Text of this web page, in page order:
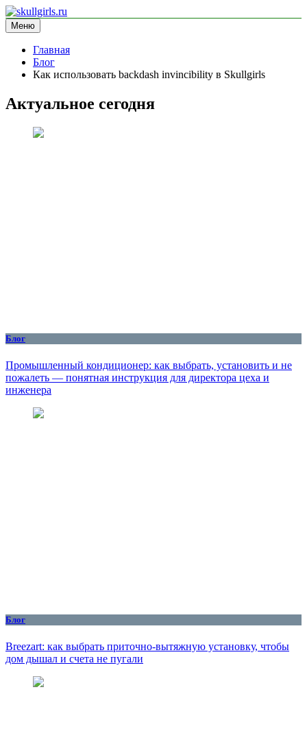
Перейти
к
содержимому
skullgirls.ru
информационный сайт
Меню
Главная
Блог
Как использовать backdash invincibility в Skullgirls
Актуальное сегодня
Блог
Промышленный кондиционер: как выбрать, установить и не
пожалеть — понятная инструкция для директора цеха и
инженера
Блог
Breezart: как выбрать приточно-вытяжную установку, чтобы
дом дышал и счета не пугали